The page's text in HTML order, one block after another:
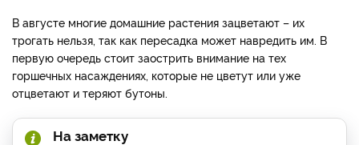
В августе многие домашние растения зацветают – их
трогать нельзя, так как пересадка может навредить им. В
первую очередь стоит заострить внимание на тех
горшечных насаждениях, которые не цветут или уже
отцветают и теряют бутоны.
На заметку